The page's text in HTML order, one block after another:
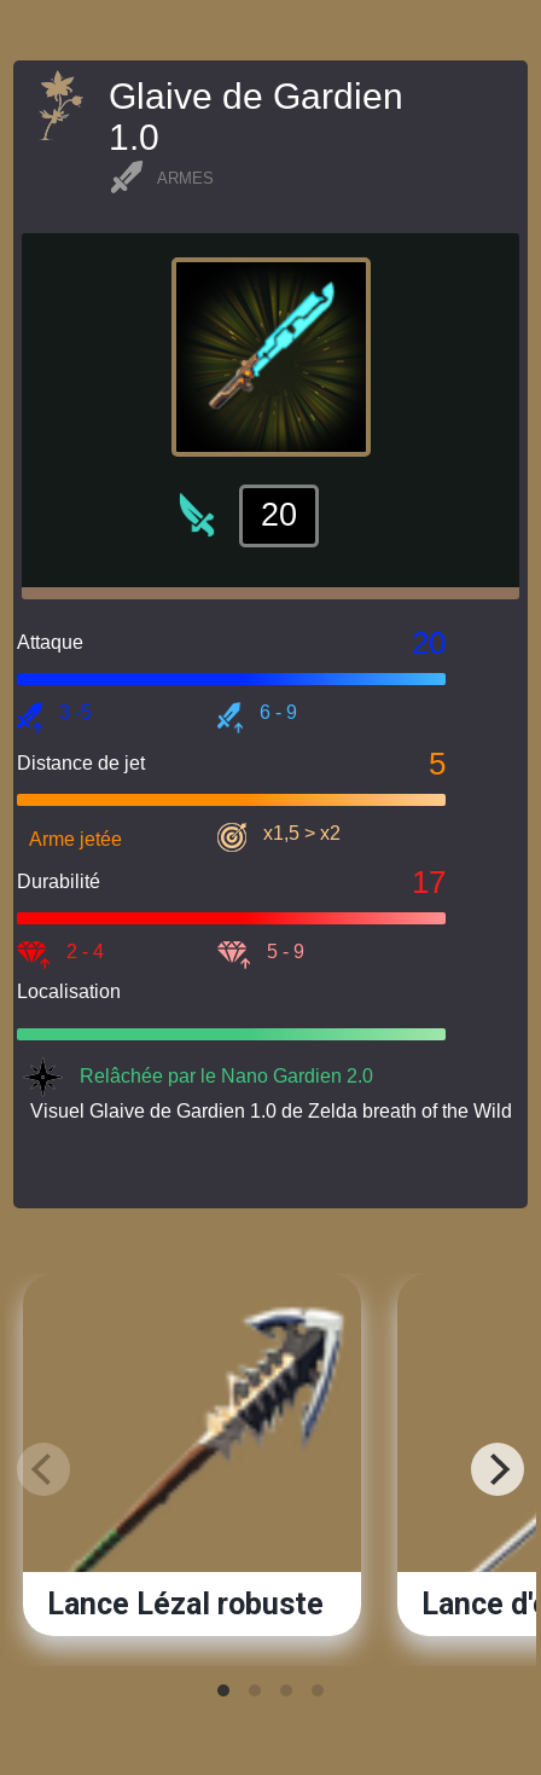
Glaive de Gardien
1.0
ARMES
20
Attaque 20
3 -5 6 - 9
Distance de jet 5
Arme jetée x1,5 > x2
Durabilité 17
2 - 4
5 - 9
Localisation
Relâchée par le Nano Gardien 2.0
Visuel Glaive de Gardien 1.0 de Zelda breath of the Wild
Lance Lézal robuste Lance